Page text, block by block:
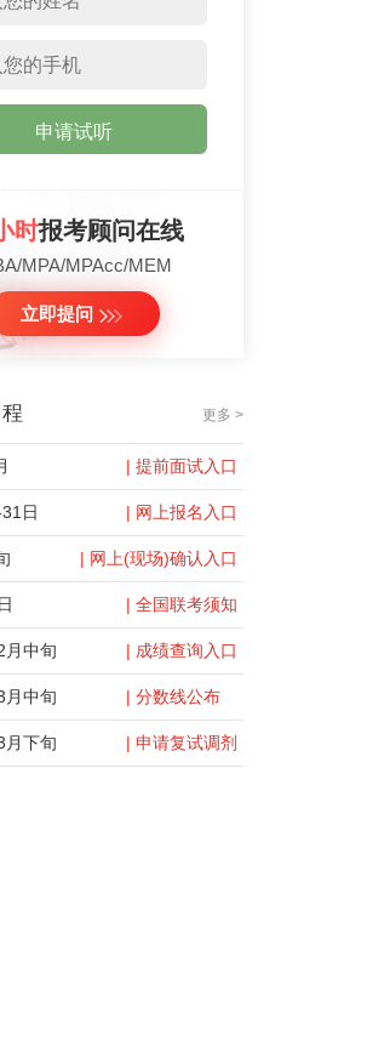
申请试听
时报考顾问在线
MPA/MPAcc/MEM
立即提问
更多 >
| 提前面试入口
日 | 网上报名入口
| 网上(现场)确认入口
| 全国联考须知
月中旬 | 成绩查询入口
月中旬 | 分数线公布
月下旬 | 申请复试调剂